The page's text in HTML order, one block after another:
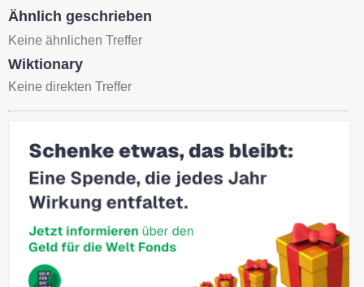
Ähnlich geschrieben
Keine ähnlichen Treffer
Wiktionary
Keine direkten Treffer